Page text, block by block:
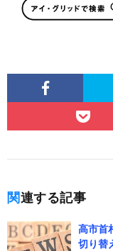
関連する記事
高市首
切り替